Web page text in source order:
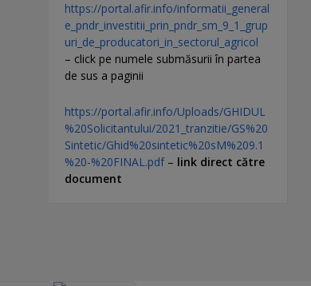
https://portal.afir.info/informatii_general
e_pndr_investitii_prin_pndr_sm_9_1_grup
uri_de_producatori_in_sectorul_agricol
– click pe numele submăsurii în partea
de sus a paginii
https://portal.afir.info/Uploads/GHIDUL
%20Solicitantului/2021_tranzitie/GS%20
Sintetic/Ghid%20sintetic%20sM%209.1
%20-%20FINAL.pdf– link direct către
document